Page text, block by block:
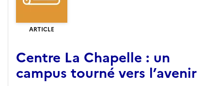
ARTICLE
Centre La Chapelle : un
campus tourné vers l’avenir